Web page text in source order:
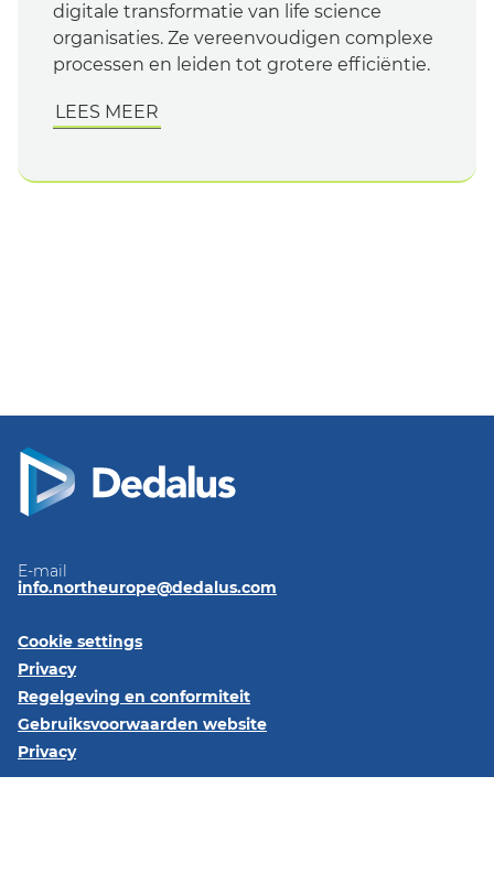
digitale transformatie van life science
organisaties. Ze vereenvoudigen complexe
processen en leiden tot grotere efficiëntie.
LEES MEER
E-mail
info.northeurope@dedalus.com
Cookie settings
Privacy
Regelgeving en conformiteit
Gebruiksvoorwaarden website
Privacy